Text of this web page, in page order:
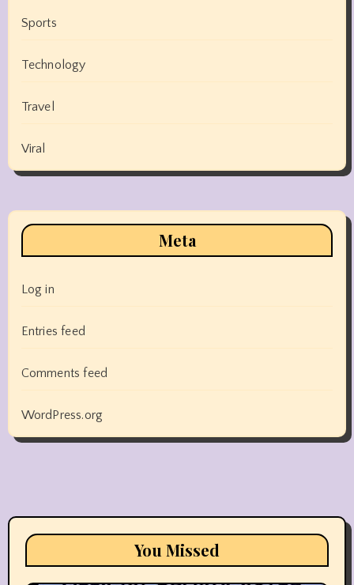
Sports
Technology
Travel
Viral
Meta
Log in
Entries feed
Comments feed
WordPress.org
You Missed